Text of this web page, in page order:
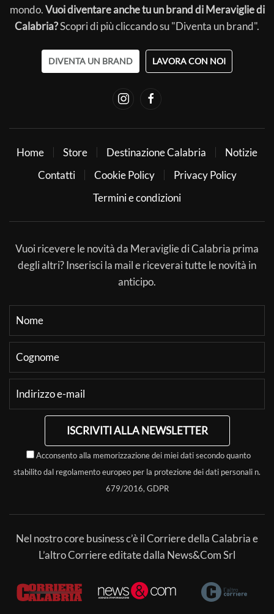
mondo.Vuoi diventare anche tu un brand di Meraviglie di
Calabria?Scopri di più cliccando su "Diventa un brand".
DIVENTA UN BRAND LAVORA CON NOI
Home Store Destinazione Calabria
Notizie
Contatti
Cookie Policy
Privacy Policy
Termini e condizioni
Vuoi ricevere le novità da Meraviglie di Calabria prima
degli altri? Inserisci la mail e riceverai tutte le novità in
anticipo.
ISCRIVITI ALLA NEWSLETTER
Acconsento alla memorizzazione dei miei dati secondo quanto
stabilito dal regolamento europeo per la protezione dei dati personali n.
679/2016, GDPR
Nel nostro core business c’è il Corriere della Calabria e
L’altro Corriere editate dalla News&Com Srl